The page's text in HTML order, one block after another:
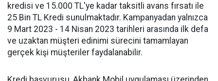
kredisi ve 15.000 TL'ye kadar taksitli avans fırsatı ile
25 Bin TL Kredi sunulmaktadır. Kampanyadan yalnızca
9 Mart 2023 - 14 Nisan 2023 tarihleri arasında ilk defa
ve uzaktan müşteri edinimi sürecini tamamlayan
gerçek kişi müşteriler faydalanabilir.